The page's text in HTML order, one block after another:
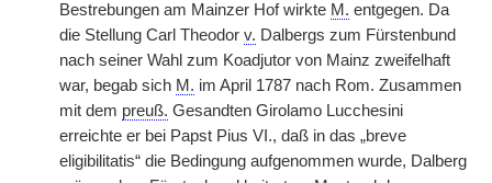
Bestrebungen am Mainzer Hof wirkte M. entgegen. Da
die Stellung Carl Theodor v. Dalbergs zum Fürstenbund
nach seiner Wahl zum Koadjutor von Mainz zweifelhaft
war, begab sich M. im April 1787 nach Rom. Zusammen
mit dem preuß. Gesandten Girolamo Lucchesini
erreichte er bei Papst Pius VI., daß in das „breve
eligibilitatis“ die Bedingung aufgenommen wurde, Dalberg